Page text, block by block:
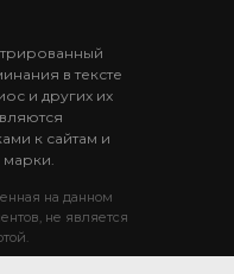
на данном
не является
в тексте
и других их
к сайтам и
марки.